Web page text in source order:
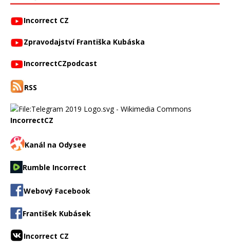
Incorrect CZ
Zpravodajství Františka Kubáska
IncorrectCZpodcast
RSS
IncorrectCZ
Kanál na Odysee
Rumble Incorrect
Webový Facebook
František Kubásek
Incorrect CZ